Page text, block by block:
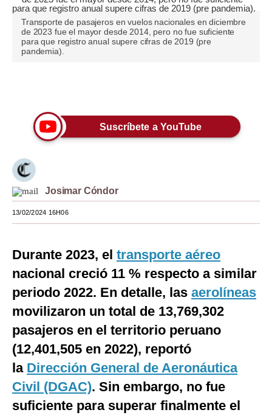
Editorial
Pregunta de hoy
Lujo
Viajes
Moda
Estilos
Mundo
México
Internacional
Tecnología
Club del Suscriptor
Mix
G de Gestión
Transporte de pasajeros en vuelos nacionales en diciembre
de 2023 fue el mayor desde 2014, pero no fue suficiente
para que registro anual supere cifras de 2019 (pre
pandemia).
Suscríbete a YouTube
Josimar Cóndor
13/02/2024 16H06
Durante 2023, el transporte aéreo
nacional creció 11 % respecto a similar
periodo 2022. En detalle, las aerolíneas
movilizaron un total de 13,769,302
pasajeros en el territorio peruano
(12,401,505 en 2022), reportó
la Dirección General de Aeronáutica
Civil (DGAC). Sin embargo, no fue
suficiente para superar finalmente el